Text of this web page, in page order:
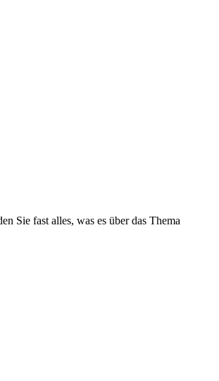
Sie fast alles, was es über das Thema